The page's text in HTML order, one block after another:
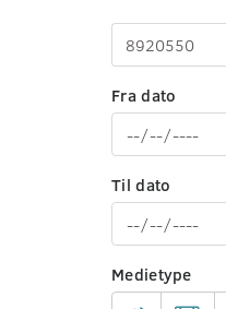
Fra dato
Til dato
Medietype